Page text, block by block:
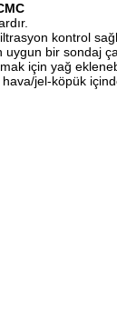
kontrol
uygun bir sondaj
için yağ
jel-köpük